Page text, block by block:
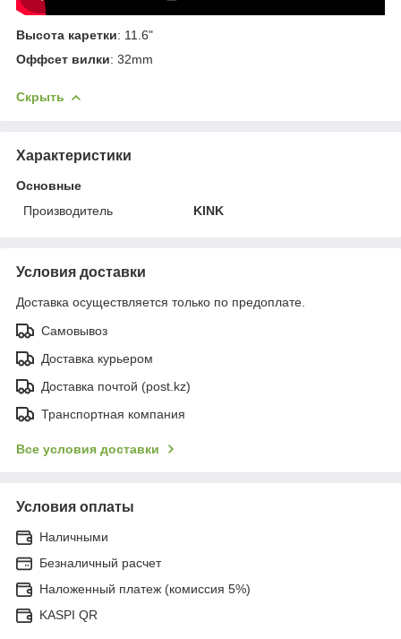
Высота каретки: 11.6"
Оффсет вилки: 32mm
Скрыть
Характеристики
Основные
Производитель
KINK
Условия доставки
Доставка осуществляется только по предоплате.
Самовывоз
Доставка курьером
Доставка почтой (post.kz)
Транспортная компания
Все условия доставки
Условия оплаты
Наличными
Безналичный расчет
Наложенный платеж (комиссия 5%)
KASPI QR